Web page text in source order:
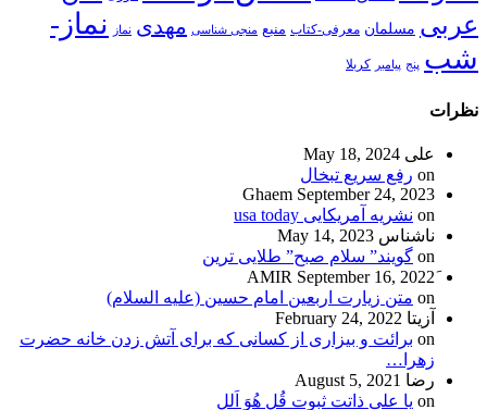
عربی مسلمان معرفی-کتاب منبع منجی شناسی مهدی نماز
نماز-
شب پنج پیامبر کربلا
نظرات
علی May 18, 2024
on رفع سریع تبخال
Ghaem September 24, 2023
on نشریه آمریکایی usa today
ناشناس May 14, 2023
on گویند” سلام صبح” طلایی ترین
September 16, 2022
on متن زیارت اربعین امام حسین (علیه السلام)
آزیتا February 24, 2022
on برائت و بیزاری از کسانی که برای آتش زدن خانه حضرت
زهرا…
رضا August 5, 2021
on یا علی ذاتت ثبوت قُل هُوَ اَلل